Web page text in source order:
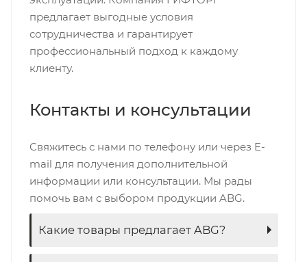
предлагает выгодные условия
сотрудничества и гарантирует
профессиональный подход к каждому
клиенту.
Контакты и консультации
Свяжитесь с нами по телефону или через E-
mail для получения дополнительной
информации или консультации. Мы рады
помочь вам с выбором продукции ABG.
Какие товары предлагает ABG?